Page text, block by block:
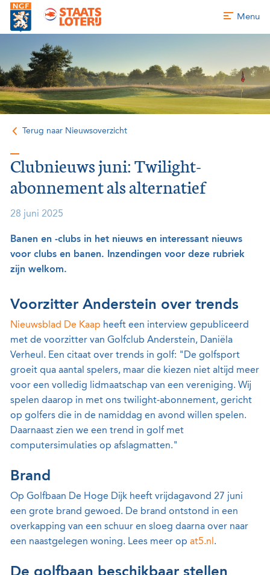
Menu
Terug naar Nieuwsoverzicht
Clubnieuws juni: Twilight-
abonnement als alternatief
28 juni 2025
Banen en -clubs in het nieuws en interessant nieuws
voor clubs en banen. Inzendingen voor deze rubriek
zijn welkom.
Voorzitter Anderstein over trends
Nieuwsblad De Kaap heeft een interview gepubliceerd
met de voorzitter van Golfclub Anderstein, Daniëla
Verheul. Een citaat over trends in golf: "De golfsport
groeit qua aantal spelers, maar die kiezen niet altijd meer
voor een volledig lidmaatschap van een vereniging. Wij
spelen daarop in met ons twilight-abonnement, gericht
op golfers die in de namiddag en avond willen spelen.
Daarnaast zien we een trend in golf met
computersimulaties op afslagmatten."
Brand
Op Golfbaan De Hoge Dijk heeft vrijdagavond 27 juni
een grote brand gewoed. De brand ontstond in een
overkapping van een schuur en sloeg daarna over naar
een naastgelegen woning. Lees meer op at5.nl .